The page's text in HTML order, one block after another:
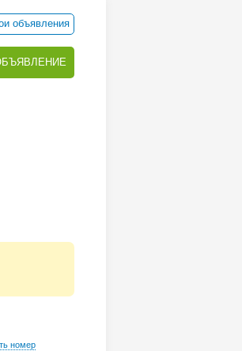
объявления
номер